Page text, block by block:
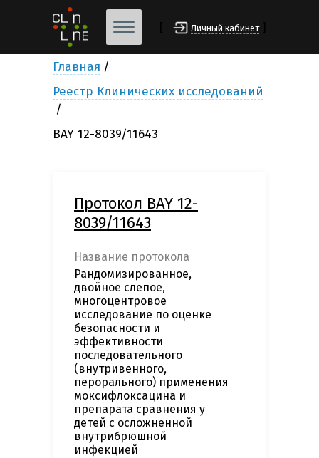
Личный кабинет
Главная
Реестр Клинических исследований
BAY 12-8039/11643
Протокол BAY 12-
8039/11643
Название протокола
Рандомизированное,
двойное слепое,
многоцентровое
исследование по оценке
безопасности и
эффективности
последовательного
(внутривенного,
перорального) применения
моксифлоксацина и
препарата сравнения у
детей с осложненной
внутрибрюшной
инфекцией